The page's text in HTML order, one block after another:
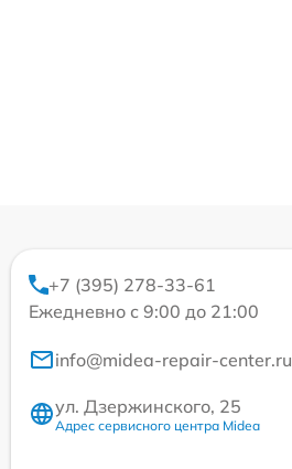
+7 (395) 278-33-61
Ежедневно с 9:00 до 21:00
info@midea-repair-center.ru
ул. Дзержинского, 25
Адрес сервисного центра Midea